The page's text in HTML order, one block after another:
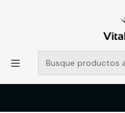
POR SISTEMA FRONTAL SOLO
MUCHAS GRACIAS +569
Catálogo
PANTALON LAMINADO